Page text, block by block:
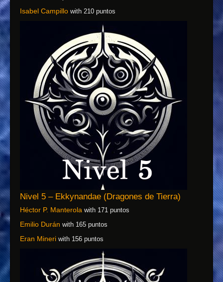
Isabel Campillo with 210 puntos
Nivel 5 – Ekkynandae (Dragones de Tierra)
Héctor P. Manterola with 171 puntos
Emilio Durán with 165 puntos
Eran Mineri with 156 puntos